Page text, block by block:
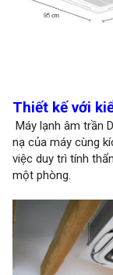
Thiết kế với
Máy lạnh âm trần
nạ của máy cùng
việc duy trì tính
một phòng.